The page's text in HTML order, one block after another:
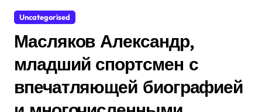
Uncategorised
Масляков Александр,
младший спортсмен с
впечатляющей биографией